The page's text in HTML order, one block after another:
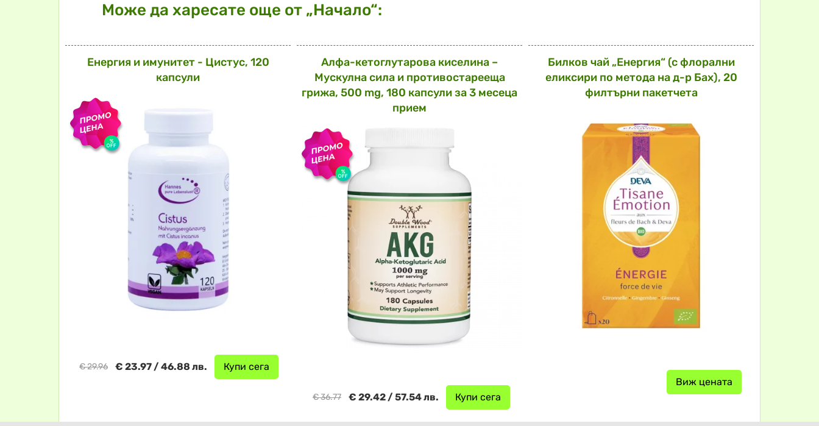
Може да харесате още от „Начало“:
Енергия и имунитет - Цистус, 120
капсули
Купи сега
€ 23.97 / 46.88 лв.
€ 29.96
Алфа-кетоглутарова киселина –
Мускулна сила и противостарееща
грижа, 500 mg, 180 капсули за 3 месеца
прием
Купи сега
€ 29.42 / 57.54 лв.
€ 36.77
Билков чай „Енергия“ (с флорални
еликсири по метода на д-р Бах), 20
филтърни пакетчета
Виж цената